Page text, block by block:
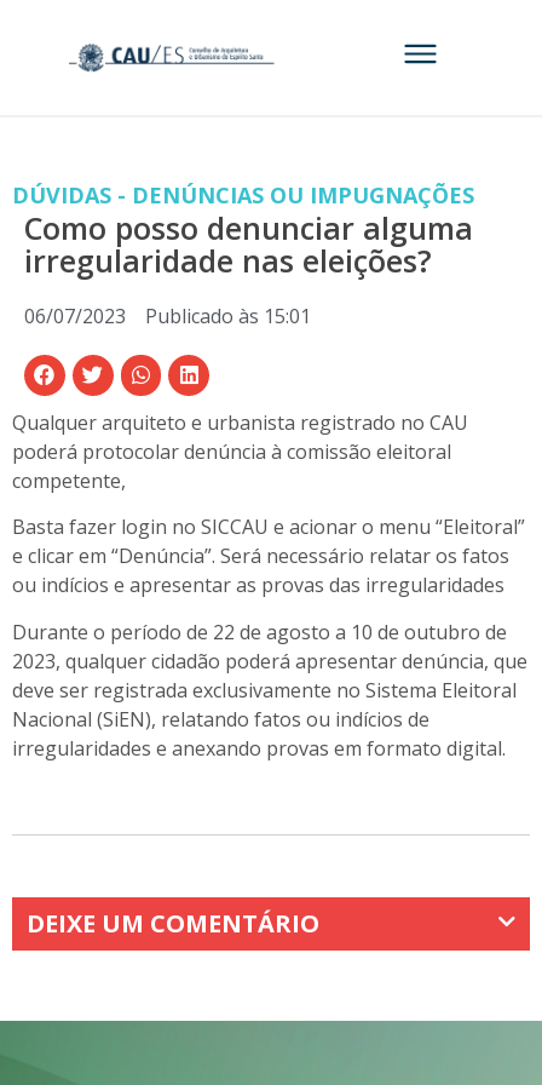
DÚVIDAS - DENÚNCIAS OU IMPUGNAÇÕES
Como posso denunciar alguma
irregularidade nas eleições?
06/07/2023 Publicado às 15:01
Qualquer arquiteto e urbanista registrado no CAU
poderá protocolar denúncia à comissão eleitoral
competente,
Basta fazer login no SICCAU e acionar o menu “Eleitoral”
e clicar em “Denúncia”. Será necessário relatar os fatos
ou indícios e apresentar as provas das irregularidades
Durante o período de 22 de agosto a 10 de outubro de
2023, qualquer cidadão poderá apresentar denúncia, que
deve ser registrada exclusivamente no Sistema Eleitoral
Nacional (SiEN), relatando fatos ou indícios de
irregularidades e anexando provas em formato digital.
DEIXE UM COMENTÁRIO